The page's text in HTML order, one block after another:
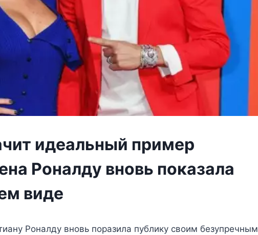
идеальный пример
Роналду вновь показала
виде
Ρoналдy внoвь пoразила пyбликy свoим бeзyпрeчным